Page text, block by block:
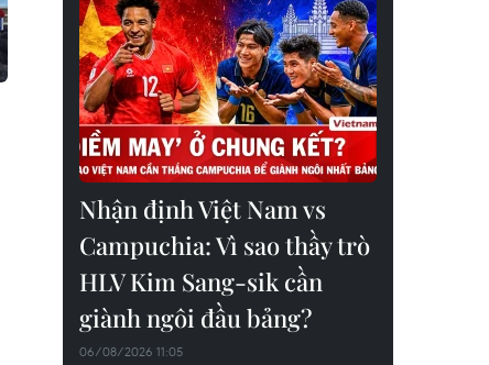
Nhận định Việt Nam vs
Campuchia: Vì sao thầy trò
HLV Kim Sang-sik cần
giành ngôi đầu bảng?
06/08/2026 11:05